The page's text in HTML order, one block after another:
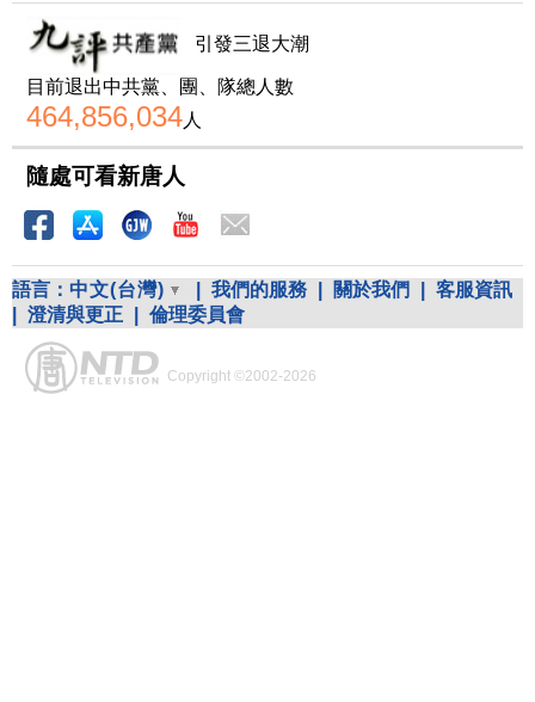
引發三退大潮
目前退出中共黨、團、隊總人數
464,856,034人
隨處可看新唐人
語言： 中文(台灣) 我們的服務 關於我們
客服資訊
澄清與更正 倫理委員會
Copyright ©2002-2026